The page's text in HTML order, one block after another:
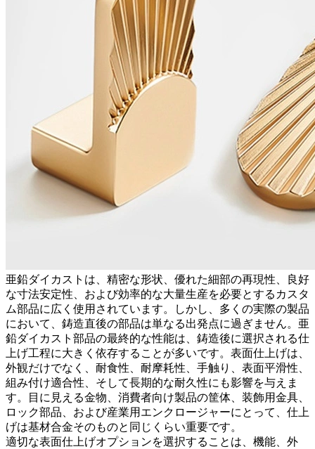
亜鉛ダイカスト は、精密な形状、優れた細部の再現性、良好
な寸法安定性、および効率的な大量生産を必要とするカスタ
ム部品に広く使用されています。しかし、多くの実際の製品
において、鋳造直後の部品は単なる出発点に過ぎません。亜
鉛ダイカスト部品の最終的な性能は、鋳造後に選択される仕
上げ工程に大きく依存することが多いです。表面仕上げは、
外観だけでなく、耐食性、耐摩耗性、手触り、表面平滑性、
組み付け適合性、そして長期的な耐久性にも影響を与えま
す。目に見える金物、消費者向け製品の筐体、装飾用金具、
ロック部品、および産業用エンクロージャーにとって、仕上
げは基材合金そのものと同じくらい重要です。
適切な表面仕上げオプションを選択することは、機能、外